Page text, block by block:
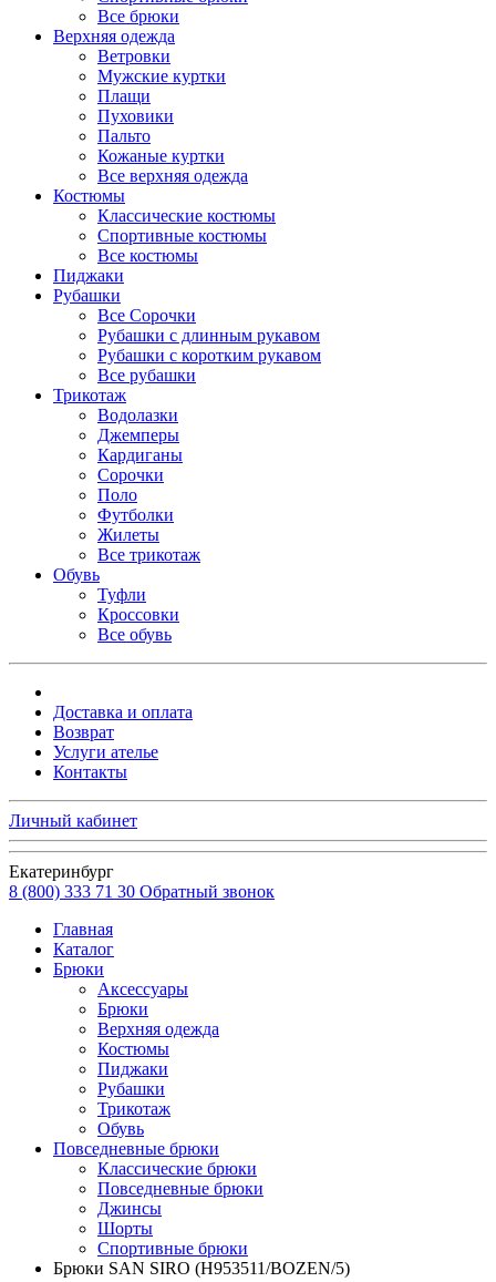
Все брюки
Верхняя одежда
Ветровки
Мужские куртки
Плащи
Пуховики
Пальто
Кожаные куртки
Все верхняя одежда
Костюмы
Классические костюмы
Спортивные костюмы
Все костюмы
Пиджаки
Рубашки
Все Сорочки
Рубашки с длинным рукавом
Рубашки с коротким рукавом
Все рубашки
Трикотаж
Водолазки
Джемперы
Кардиганы
Сорочки
Поло
Футболки
Жилеты
Все трикотаж
Обувь
Туфли
Кроссовки
Все обувь
Доставка и оплата
Возврат
Услуги ателье
Контакты
Личный кабинет
Екатеринбург
8 (800) 333 71 30 Обратный звонок
Главная
Каталог
Брюки
Аксессуары
Брюки
Верхняя одежда
Костюмы
Пиджаки
Рубашки
Трикотаж
Обувь
Повседневные брюки
Классические брюки
Повседневные брюки
Джинсы
Шорты
Спортивные брюки
Брюки SAN SIRO (H953511/BOZEN/5)